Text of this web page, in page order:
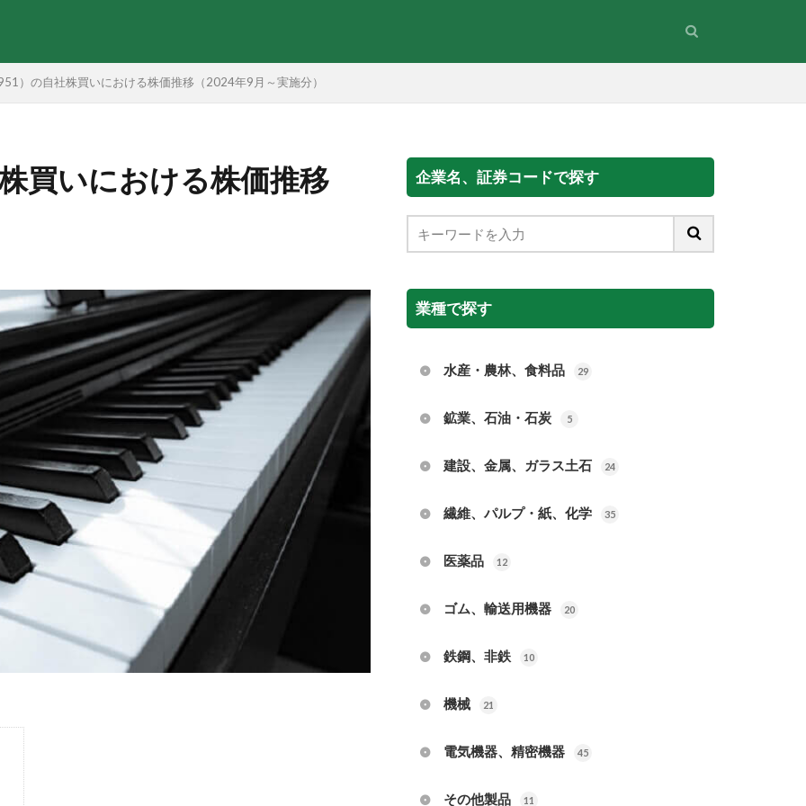
）の自社株買いにおける株価推移（2024年9月～実施分）
買いにおける株価推移
企業名、証券コードで探す
業種で探す
水産・農林、食料品 29
鉱業、石油・石炭 5
建設、金属、ガラス土石 24
繊維、パルプ・紙、化学 35
医薬品 12
ゴム、輸送用機器 20
鉄鋼、非鉄 10
機械 21
電気機器、精密機器 45
その他製品 11